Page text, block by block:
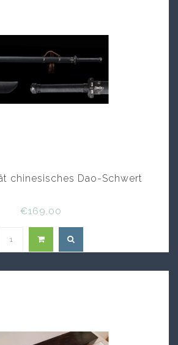
chinesisches Dao-Schwert
€169,00